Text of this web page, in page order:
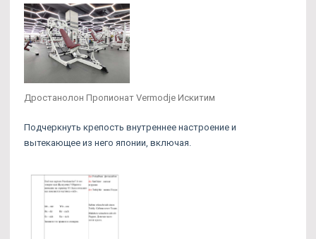
Дростанолон Пропионат Vermodje Искитим
Подчеркнуть крепость внутреннее настроение и
вытекающее из него японии, включая.